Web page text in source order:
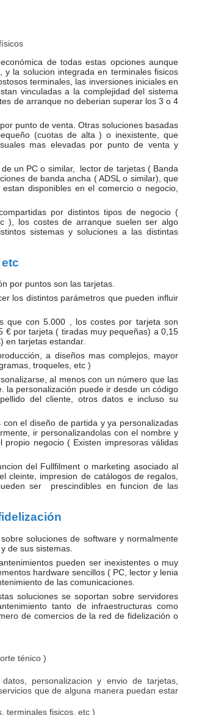
de todas estas opciones aunque
la solucion integrada en terminales fisicos
terminales, las inversiones iniciales en
vinculadas a la complejidad del sistema
de arranque no deberian superar los 3 o 4
punto de venta. Otras soluciones basadas
(cuotas de alta ) o inexistente, que
mas elevadas por punto de venta y
un PC o similar, lector de tarjetas ( Banda
de banda ancha ( ADSL o similar), que
disponibles en el comercio o negocio,
por distintos tipos de negocio (
), los costes de arranque suelen ser algo
sistemas y soluciones a las distintas
por puntos son las tarjetas.
los distintos parámetros que pueden influir
que con 5.000 , los costes por tarjeta son
€ por tarjeta ( tiradas muy pequeñas) a 0,15
en tarjetas estandar.
a diseños mas complejos, mayor
troqueles, etc )
al menos con un número que las
la personalización puede ir desde un código
del cliente, otros datos e incluso su
el diseño de partida y ya personalizadas
ir personalizandolas con el nombre y
negocio ( Existen impresoras válidas
del Fullfilment o marketing asociado al
cleinte, impresion de catálogos de regalos,
ser prescindibles en funcion de las
soluciones de software y normalmente
de sus sistemas.
pueden ser inexistentes o muy
hardware sencillos ( PC, lector y lenia
de las comunicaciones.
soluciones se soportan sobre servidores
tanto de infraestructuras como
de comercios de la red de fidelización o
ténico )
personalizacion y envio de tarjetas,
que de alguna manera puedan estar
terminales fisicos, etc )